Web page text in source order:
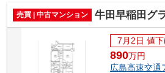
売買 | 中古マンション 牛田早稲田グ
7月2日 値
890万円